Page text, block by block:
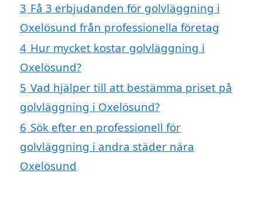
3 Få 3 erbjudanden för golvläggning i
Oxelösund från professionella företag
4 Hur mycket kostar golvläggning i
Oxelösund?
5 Vad hjälper till att bestämma priset på
golvläggning i Oxelösund?
6 Sök efter en professionell för
golvläggning i andra städer nära
Oxelösund